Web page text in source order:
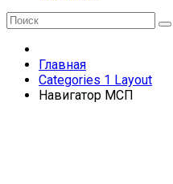
Главная
Categories 1 Layout
Навигатор МСП